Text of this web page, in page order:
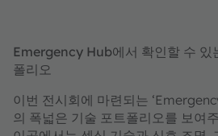
Emergency Hub에서 확인할 수 있
폴리오
이번 전시회에 마련되는
의 폭넓은 기술 포트폴리오를 보여